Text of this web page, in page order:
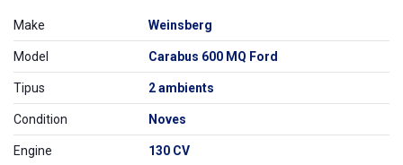
Make Weinsberg
Model Carabus 600 MQ Ford
Tipus 2 ambients
Condition Noves
Engine 130 CV